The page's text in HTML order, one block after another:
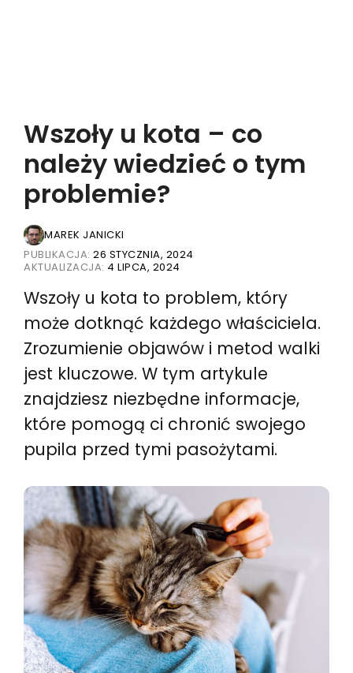
Wszoły u kota – co
należy wiedzieć o tym
problemie?
MAREK JANICKI
PUBLIKACJA: 26 STYCZNIA, 2024
AKTUALIZACJA: 4 LIPCA, 2024
Wszoły u kota to problem, który
może dotknąć każdego właściciela.
Zrozumienie objawów i metod walki
jest kluczowe. W tym artykule
znajdziesz niezbędne informacje,
które pomogą ci chronić swojego
pupila przed tymi pasożytami.